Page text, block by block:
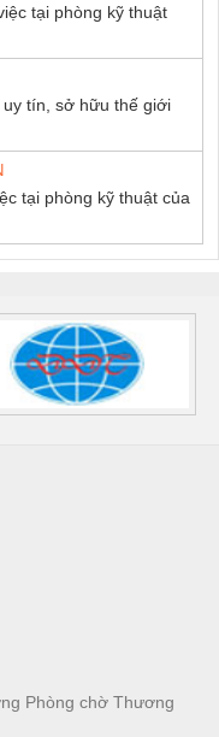
tại phòng kỹ thuật
tín, sở hữu thế giới
tại phòng kỹ thuật của
Phòng chờ Thương